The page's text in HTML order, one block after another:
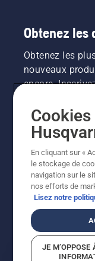
Obtenez les
Obtenez les
nouveaux
encore.
©2026
l'amélioration
En cliquant sur «
le stockage de
navigation sur le
nos efforts de
Lisez notre
JE M’OPPOSE